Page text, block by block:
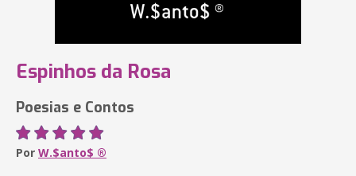
Espinhos da Rosa
Poesias e Contos
Por W.$anto$ ®